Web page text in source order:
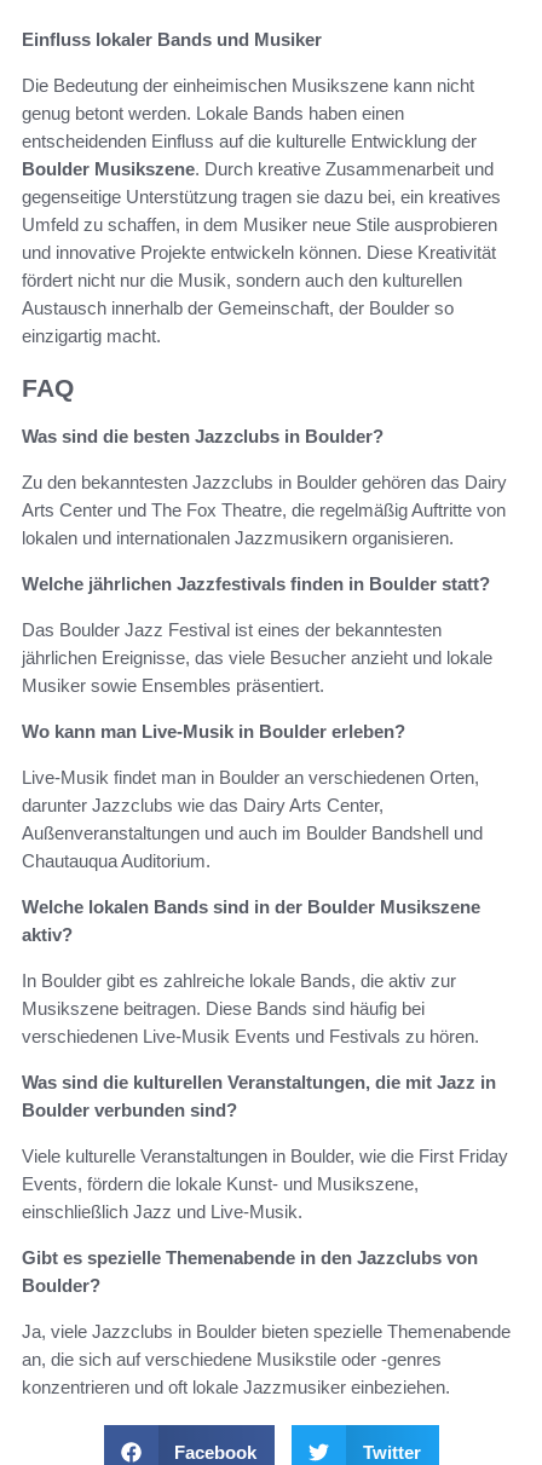
Einfluss lokaler Bands und Musiker
Die Bedeutung der einheimischen Musikszene kann nicht
genug betont werden. Lokale Bands haben einen
entscheidenden Einfluss auf die kulturelle Entwicklung der
Boulder Musikszene. Durch kreative Zusammenarbeit und
gegenseitige Unterstützung tragen sie dazu bei, ein kreatives
Umfeld zu schaffen, in dem Musiker neue Stile ausprobieren
und innovative Projekte entwickeln können. Diese Kreativität
fördert nicht nur die Musik, sondern auch den kulturellen
Austausch innerhalb der Gemeinschaft, der Boulder so
einzigartig macht.
FAQ
Was sind die besten Jazzclubs in Boulder?
Zu den bekanntesten Jazzclubs in Boulder gehören das Dairy
Arts Center und The Fox Theatre, die regelmäßig Auftritte von
lokalen und internationalen Jazzmusikern organisieren.
Welche jährlichen Jazzfestivals finden in Boulder statt?
Das Boulder Jazz Festival ist eines der bekanntesten
jährlichen Ereignisse, das viele Besucher anzieht und lokale
Musiker sowie Ensembles präsentiert.
Wo kann man Live-Musik in Boulder erleben?
Live-Musik findet man in Boulder an verschiedenen Orten,
darunter Jazzclubs wie das Dairy Arts Center,
Außenveranstaltungen und auch im Boulder Bandshell und
Chautauqua Auditorium.
Welche lokalen Bands sind in der Boulder Musikszene
aktiv?
In Boulder gibt es zahlreiche lokale Bands, die aktiv zur
Musikszene beitragen. Diese Bands sind häufig bei
verschiedenen Live-Musik Events und Festivals zu hören.
Was sind die kulturellen Veranstaltungen, die mit Jazz in
Boulder verbunden sind?
Viele kulturelle Veranstaltungen in Boulder, wie die First Friday
Events, fördern die lokale Kunst- und Musikszene,
einschließlich Jazz und Live-Musik.
Gibt es spezielle Themenabende in den Jazzclubs von
Boulder?
Ja, viele Jazzclubs in Boulder bieten spezielle Themenabende
an, die sich auf verschiedene Musikstile oder -genres
konzentrieren und oft lokale Jazzmusiker einbeziehen.
Facebook Twitter